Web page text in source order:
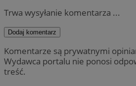
Trwa wysyłanie komentarza ...
Dodaj komentarz
Komentarze są prywatnymi
Wydawca portalu nie ponosi
treść.